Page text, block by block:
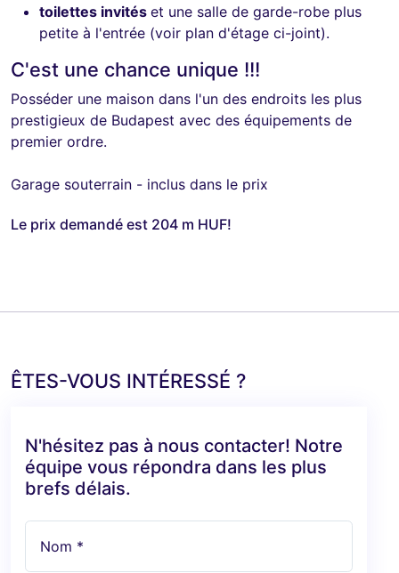
toilettes invités et une salle de garde-robe plus
petite à l'entrée (voir plan d'étage ci-joint).
C'est une chance unique !!!
Posséder une maison dans l'un des endroits les plus
prestigieux de Budapest avec des équipements de
premier ordre.
Garage souterrain - inclus dans le prix
Le prix demandé est 204 m HUF!
ÊTES-VOUS INTÉRESSÉ ?
N'hésitez pas à nous contacter! Notre
équipe vous répondra dans les plus
brefs délais.
Nom *